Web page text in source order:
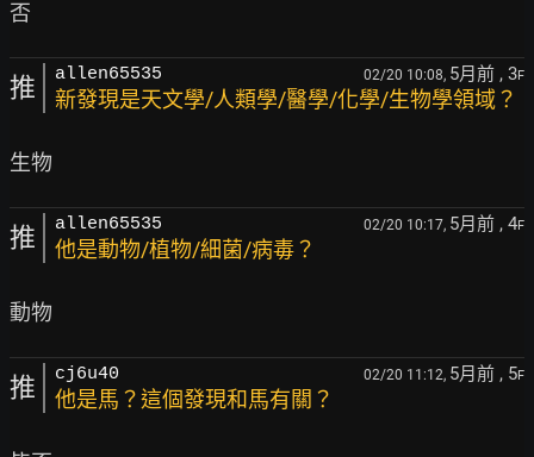
推 allen65535 02/20 10:08, 5月前 , 3F
新發現是天文學/人類學/醫學/化學/生物學領域？
推 allen65535 02/20 10:17, 5月前 , 4F
他是動物/植物/細菌/病毒？
推 cj6u40 02/20 11:12, 5月前 , 5F
他是馬？這個發現和馬有關？